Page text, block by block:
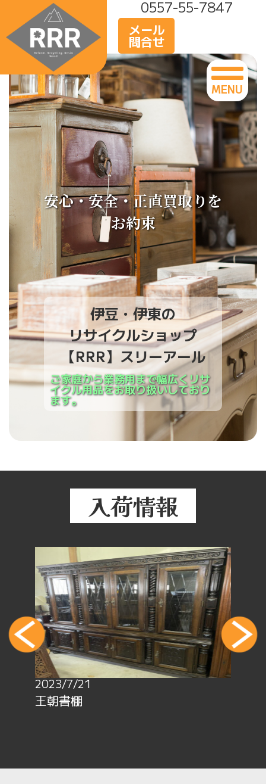
0557-55-7847
メール
問合せ
MENU
安心・安全・正直買取りを
お約束
伊豆・伊東の
リサイクルショップ
【RRR】スリーアール
ご家庭から業務用まで幅広くリサ
イクル用品をお取り扱いしており
ます。
入荷情報
2023/7/21
王朝書棚